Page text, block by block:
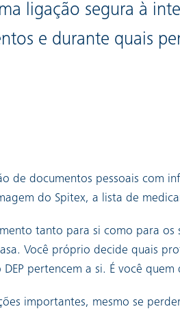
ligação segura à
e durante quais
de documentos pessoais com
do Spitex, a lista de
tanto para si como para
Você próprio decide quais
pertencem a si. É você
importantes, mesmo se